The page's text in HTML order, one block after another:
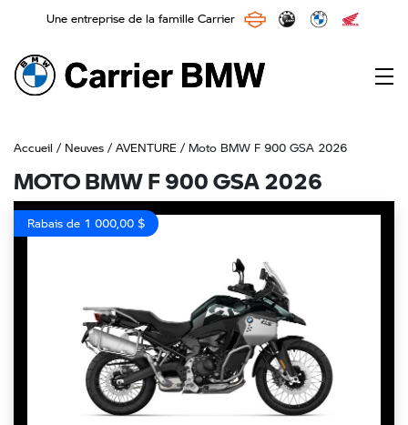
Une entreprise de la famille Carrier
Main Navigation
Accueil / Neuves /AVENTURE / Moto BMW F 900 GSA 2026
MOTO BMW F 900 GSA 2026
Rabais de 1 000,00 $
Previous